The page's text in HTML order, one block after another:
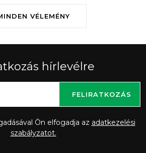
VÉLEMÉNY
hírlevélre
Ön elfogadja az adatkezelési
szabályzatot.
FELIRATKOZÁS